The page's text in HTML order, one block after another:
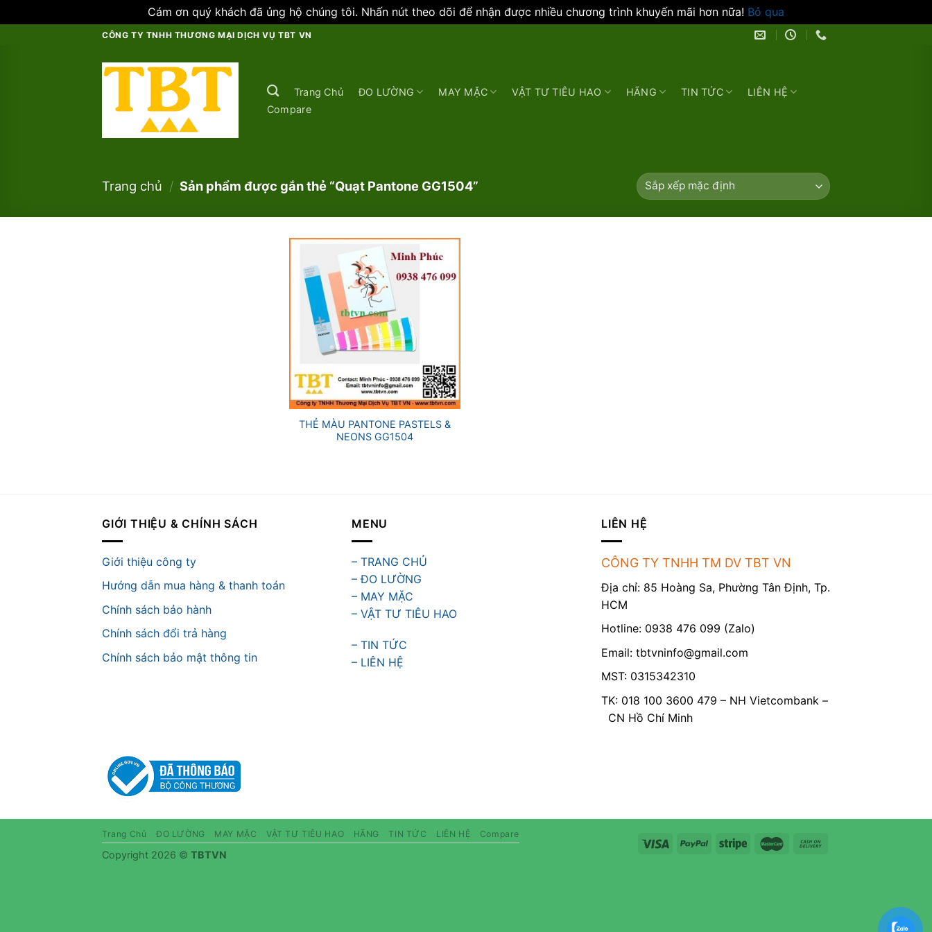
Cám ơn quý khách đã ủng hộ chúng tôi. Nhấn nút theo dõi để nhận được nhiều chương trình khuyến mãi hơn nữa! Bỏ qua
CÔNG TY TNHH THƯƠNG MẠI DỊCH VỤ TBT VN
Trang Chủ ĐO LƯỜNG MAY MẶC VẬT TƯ TIÊU HAO HÃNG TIN TỨC
LIÊN HỆ
Compare
Trang chủ / Sản phẩm được gắn thẻ “Quạt Pantone GG1504”
+
THẺ MÀU PANTONE PASTELS &
NEONS GG1504
GIỚI THIỆU & CHÍNH SÁCH
Giới thiệu công ty
Hướng dẫn mua hàng & thanh toán
Chính sách bảo hành
Chính sách đổi trả hàng
Chính sách bảo mật thông tin
MENU
– TRANG CHỦ
– ĐO LƯỜNG
– MAY MẶC
– VẬT TƯ TIÊU HAO
– TIN TỨC
– LIÊN HỆ
LIÊN HỆ
CÔNG TY TNHH TM DV TBT VN
Địa chỉ: 85 Hoàng Sa, Phường Tân Định, Tp.
HCM
Hotline: 0938 476 099 (Zalo)
Email: tbtvninfo@gmail.com
MST: 0315342310
TK: 018 100 3600 479 – NH Vietcombank –
CN Hồ Chí Minh
Trang Chủ ĐO LƯỜNG MAY MẶC VẬT TƯ TIÊU HAO HÃNG TIN TỨC LIÊN HỆ Compare
Copyright 2026 © TBTVN